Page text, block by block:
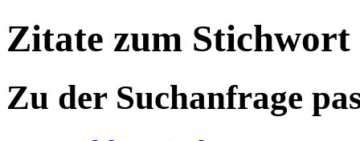
Zitate zum Stichwort
Zu der Suchanfrage